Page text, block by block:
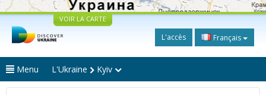
VOIR LA CARTE
L'accès Français
Menu L'Ukraine Kyiv